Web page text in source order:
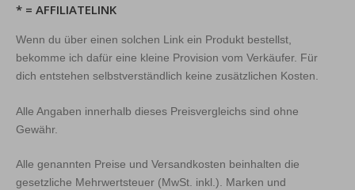
* = AFFILIATELINK
Wenn du über einen solchen Link ein Produkt bestellst,
bekomme ich dafür eine kleine Provision vom Verkäufer. Für
dich entstehen selbstverständlich keine zusätzlichen Kosten.
Alle Angaben innerhalb dieses Preisvergleichs sind ohne
Gewähr.
Alle genannten Preise und Versandkosten beinhalten die
gesetzliche Mehrwertsteuer (MwSt. inkl.). Marken und